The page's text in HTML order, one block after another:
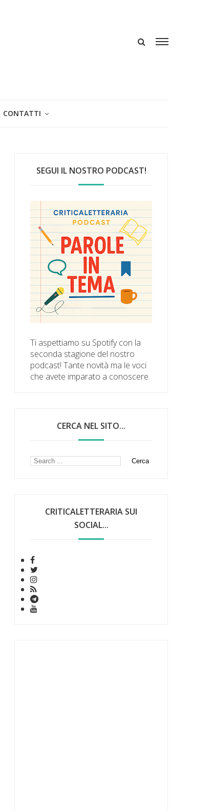
CONTATTI
SEGUI IL NOSTRO PODCAST!
Ti aspettiamo su Spotify con la
seconda stagione del nostro
podcast! Tante novità ma le voci
che avete imparato a conoscere.
CERCA NEL SITO...
CRITICALETTERARIA SUI
SOCIAL...